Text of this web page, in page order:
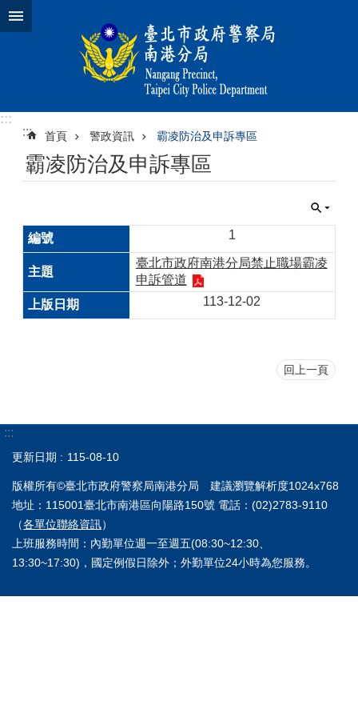
跳到主要內容區塊
:::
:::
首頁 警政資訊 霸凌防治及申訴專區
霸凌防治及申訴專區
1
臺北市政府南港分局禁止職場霸凌
申訴管道
113-12-02
回上一頁
:::
更新日期 115-08-10
版權所有©臺北市政府警察局南港分局 建議瀏覽解析度1024x768
地址：115001臺北市南港區向陽路150號 電話：(02)2783-9110
（各單位聯絡資訊）
上班服務時間：內勤單位週一至週五(08:30~12:30、
13:30~17:30)，國定例假日除外；外勤單位24小時為您服務。